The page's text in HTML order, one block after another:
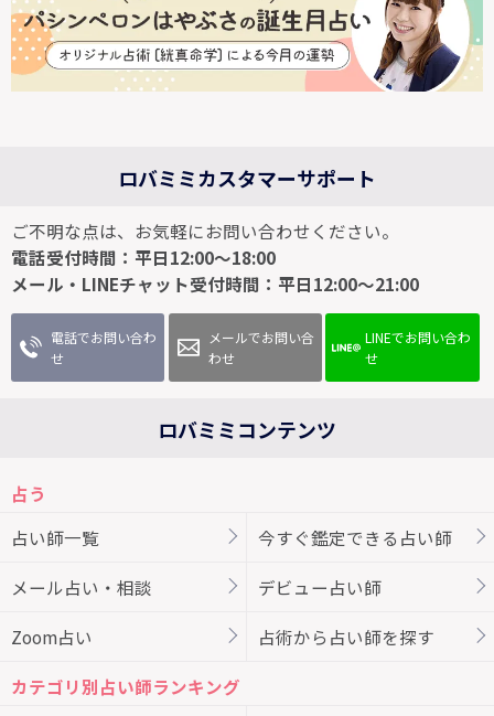
ロバミミカスタマーサポート
ご不明な点は、お気軽にお問い合わせください。
電話受付時間：平日12:00～18:00
メール・LINEチャット受付時間：平日12:00～21:00
電話でお問い合わ
せ
メールでお問い合
わせ
LINEでお問い合わ
せ
ロバミミコンテンツ
占う
占い師一覧
今すぐ鑑定できる占い師
メール占い・相談 デビュー占い師
Zoom占い 占術から占い師を探す
カテゴリ別占い師ランキング